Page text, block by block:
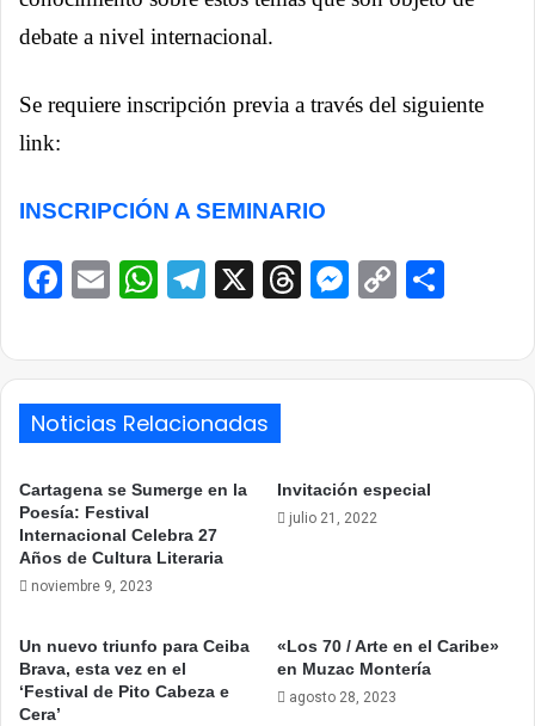
debate a nivel internacional.
Se requiere inscripción previa a través del siguiente
link:
INSCRIPCIÓN A SEMINARIO
Facebook
EmailWhatsApp
Telegram
X ThreadsCopy
Noticias Relacionadas
Cartagena se Sumerge en la
Poesía: Festival
Internacional Celebra 27
Años de Cultura Literaria
noviembre 9, 2023
Invitación especial
julio 21, 2022
Un nuevo triunfo para Ceiba
Brava, esta vez en el
‘Festival de Pito Cabeza e
Cera’
«Los 70 / Arte en el Caribe»
en Muzac Montería
agosto 28, 2023